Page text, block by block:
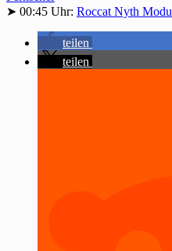
➤ 00:45 Uhr: Roccat Nyth
teilen
teilen